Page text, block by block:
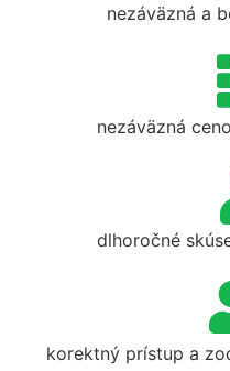
nezáväzná a
nezáväzná
dlhoročné
korektný prístup a